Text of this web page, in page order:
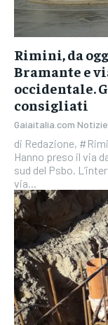
Rimini, da
Bramante e
occidentale.
consigliati
Gaiaitalia.com Notizie
di Redazione,
Hanno preso il via
sud del Psbo.
via...